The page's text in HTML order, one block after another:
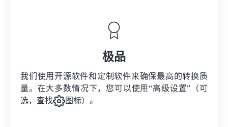
极品
我们使用开源软件和定制软件来确保最高的转换质
量。在大多数情况下，您可以使用“高级设置”（可
选，查找
图标）。